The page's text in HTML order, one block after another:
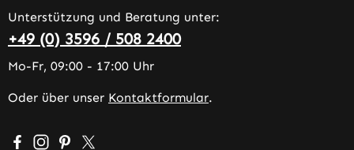
Unterstützung und Beratung unter:
+49 (0) 3596 / 508 2400
Mo-Fr, 09:00 - 17:00 Uhr
Oder über unser Kontaktformular.
Besuche uns auf Facebook – öffnet in neuem Tab
Schau auf Instagram vorbei – öffnet in neuem Tab
Lass dich auf Pinterest inspirieren – öffnet in
Folge uns auf X – öffnet in neuem Tab